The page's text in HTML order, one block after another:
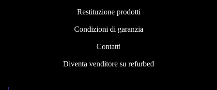
Restituzione prodotti
Condizioni di garanzia
Contatti
Diventa venditore su refurbed